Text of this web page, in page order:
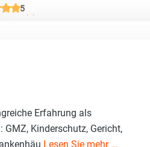
5
Erfahrung als
GMZ, Kinderschutz, Gericht,
Lesen Sie mehr ...